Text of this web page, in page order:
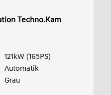
Techno.Kam
121kW (165PS)
Automatik
Grau